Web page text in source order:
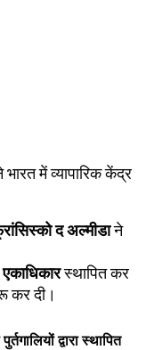
में व्यापारिक केंद्र
द अल्मीडाने
एकाधिकारस्थापित कर
कर दी।
द्वारा स्थापित